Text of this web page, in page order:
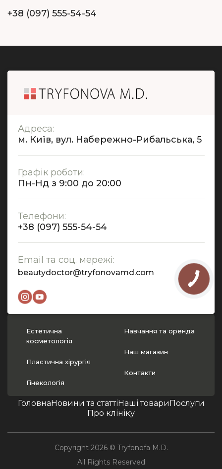
+38 (097) 555-54-54
Естетична
косметологія
Пластична хірургія
Гінекологія
Навчання та оренда
Наш магазин
Контакти
ГоловнаНовини та статтіНаші товариПослуги
Про клініку
Адреса:
м. Київ, вул. Набережно-Рибальська, 5
Графік роботи:
Пн-Нд з 9:00 до 20:00
Телефони:
+38 (097) 555-54-54
Email та соц. мережі:
beautydoctor@tryfonovamd.com
Copyright 2026 © Tryfonofa M.D.
All Rights Reserved